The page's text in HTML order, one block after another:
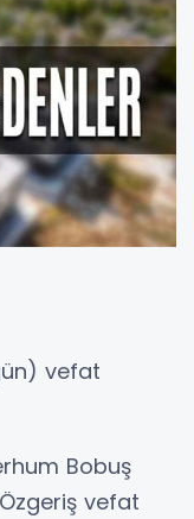
vefat
Bobuş
vefat